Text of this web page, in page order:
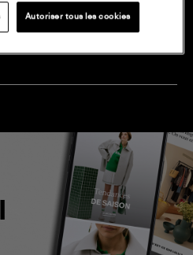
Autoriser tous les cookies